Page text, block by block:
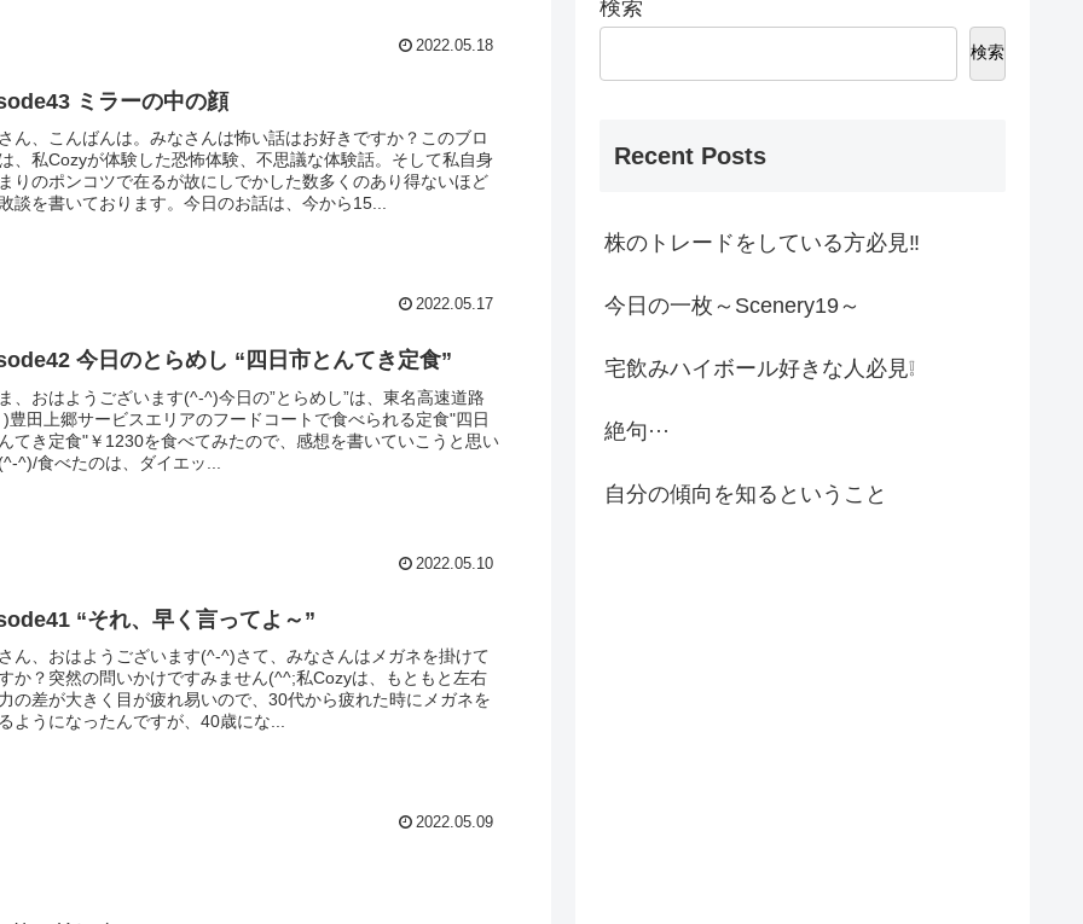
2022.05.18
ミラーの中の顔
ん、こんばんは。みなさんは怖い話はお好きですか？このブロ
、私Cozyが体験した恐怖体験、不思議な体験話。そして私自身
りのポンコツで在るが故にしでかした数多くのあり得ないほど
談を書いております。今日のお話は、今から15...
2022.05.17
今日のとらめし “四日市とんてき定食”
、おはようございます(^-^)今日の”とらめし”は、東名高速道路
豊田上郷サービスエリアのフードコートで食べられる定食"四日
てき定食"￥1230を食べてみたので、感想を書いていこうと思い
^)/食べたのは、ダイエッ...
2022.05.10
“それ、早く言ってよ～”
ん、おはようございます(^-^)さて、みなさんはメガネを掛けて
か？突然の問いかけですみません(^^;私Cozyは、もともと左右
の差が大きく目が疲れ易いので、30代から疲れた時にメガネを
ようになったんですが、40歳にな...
2022.05.09
検索
検索
Recent Posts
株のトレードをしている方必見‼
今日の一枚～Scenery19～
宅飲みハイボール好きな人必見❕
絶句···
自分の傾向を知るということ